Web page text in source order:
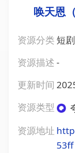
唤天恩
资源分类 短剧
资源描述-
更新时间
资源类型
资源地址
53ff